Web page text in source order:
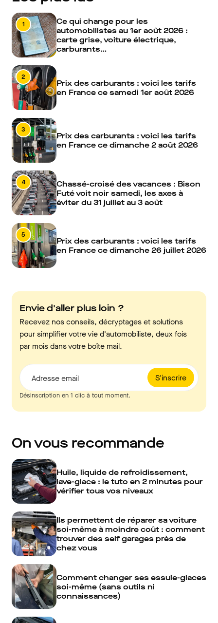
1
Ce qui change pour les
automobilistes au 1er août 2026 :
carte grise, voiture électrique,
carburants…
2
Prix des carburants : voici les tarifs
en France ce samedi 1er août 2026
3
Prix des carburants : voici les tarifs
en France ce dimanche 2 août 2026
4
Chassé-croisé des vacances : Bison
Futé voit noir samedi, les axes à
éviter du 31 juillet au 3 août
5
Prix des carburants : voici les tarifs
en France ce dimanche 26 juillet 2026
Envie d'aller plus loin ?
Recevez nos conseils, décryptages et solutions
pour simplifier votre vie d'automobiliste, deux fois
par mois dans votre boîte mail.
S'inscrire
Adresse email
Désinscription en 1 clic à tout moment.
On vous recommande
Huile, liquide de refroidissement,
lave-glace : le tuto en 2 minutes pour
vérifier tous vos niveaux
Ils permettent de réparer sa voiture
soi-même à moindre coût : comment
trouver des self garages près de
chez vous
Comment changer ses essuie-glaces
soi-même (sans outils ni
connaissances)